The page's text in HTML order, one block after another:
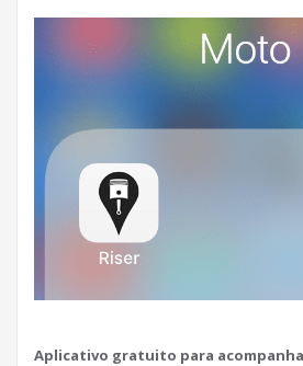
Aplicativo gratuito para